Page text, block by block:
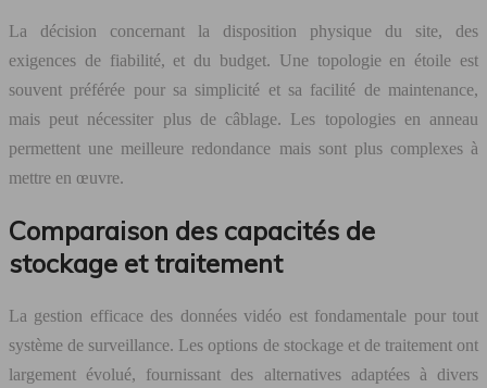
La décision concernant la disposition physique du site, des
exigences de fiabilité, et du budget. Une topologie en étoile est
souvent préférée pour sa simplicité et sa facilité de maintenance,
mais peut nécessiter plus de câblage. Les topologies en anneau
permettent une meilleure redondance mais sont plus complexes à
mettre en œuvre.
Comparaison des capacités de
stockage et traitement
La gestion efficace des données vidéo est fondamentale pour tout
système de surveillance. Les options de stockage et de traitement ont
largement évolué, fournissant des alternatives adaptées à divers